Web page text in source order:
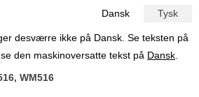
Dansk Tysk
desværre ikke på Dansk. Se teksten på
den maskinoversatte tekst på Dansk
WM516